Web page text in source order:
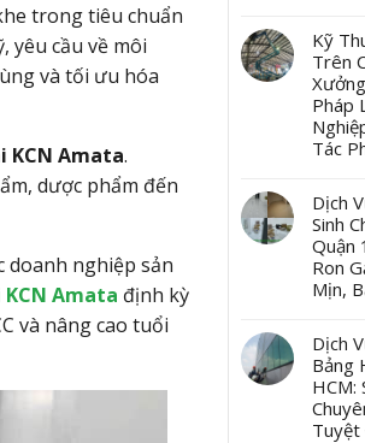
trong tiêu chuẩn
yêu cầu về môi
và tối ưu hóa
KCN Amata.
dược phẩm đến
doanh nghiệp sản
Amata định kỳ
và nâng cao tuổi
Kỹ
Trên
Pháp
Tác
Dịch
Sinh
Quận
Ron
Mịn,
Dịch
Bảng
HCM: